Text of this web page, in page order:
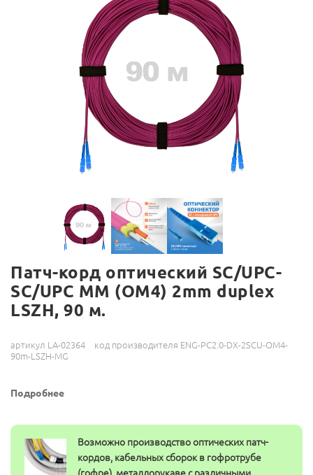
Патч-корд оптический SC/UPC-
SC/UPC MM (OM4) 2mm duplex
LSZH, 90 м.
артикул LA-02364
код производителя ENG-PC2.0-DX-2SCU-OM4-
90m-LSZH-MG
Подробнее
Возможно производство оптических патч-
кордов, кабельных сборок в гофротрубе